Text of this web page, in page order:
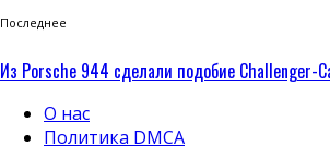
Последнее
Из Porsche 944 сделали подобие Challenger-
О нас
Политика DMCA